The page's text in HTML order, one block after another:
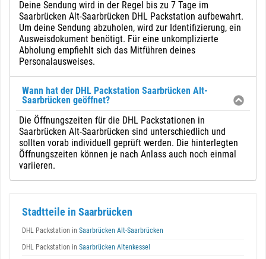
Deine Sendung wird in der Regel bis zu 7 Tage im
Saarbrücken Alt-Saarbrücken DHL Packstation aufbewahrt.
Um deine Sendung abzuholen, wird zur Identifizierung, ein
Ausweisdokument benötigt. Für eine unkomplizierte
Abholung empfiehlt sich das Mitführen deines
Personalausweises.
Wann hat der DHL Packstation Saarbrücken Alt-
Saarbrücken geöffnet?
Die Öffnungszeiten für die DHL Packstationen in
Saarbrücken Alt-Saarbrücken sind unterschiedlich und
sollten vorab individuell geprüft werden. Die hinterlegten
Öffnungszeiten können je nach Anlass auch noch einmal
variieren.
Stadtteile in Saarbrücken
DHL Packstation in Saarbrücken Alt-Saarbrücken
DHL Packstation in Saarbrücken Altenkessel